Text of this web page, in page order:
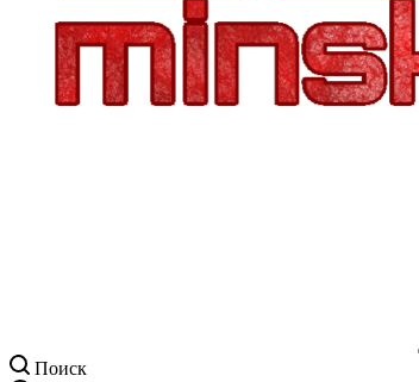
Поиск